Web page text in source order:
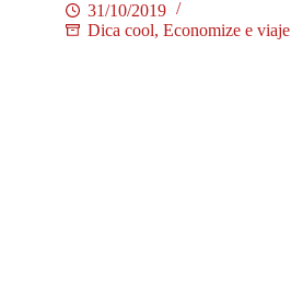
31/10/2019
Dica cool, Economize e viaje